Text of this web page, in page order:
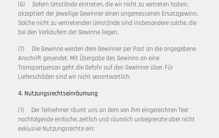
(6) Sofern Umstände eintreten, die wir nicht zu vertreten haben,
akzeptiert der jeweilige Gewinner einen angemessenen Ersatzgewinn.
Solche nicht zu vertretenden Umstände sind insbesondere solche, die
bei den Verkäufern der Gewinne liegen.
(7) Die Gewinne werden dem Gewinner per Post an die angegebene
Anschrift gesendet. Mit Übergabe des Gewinns an eine
Transportperson geht die Gefahr auf den Gewinner über. Für
Lieferschäden sind wir nicht verantwortlich.
4. Nutzungsrechtseinräumung
(1) Der Teilnehmer räumt uns an dem von ihm eingereichten Text
nachfolgende einfache, zeitlich und räumlich unbegrenzte aber nicht
exklusive Nutzungsrechte ein: